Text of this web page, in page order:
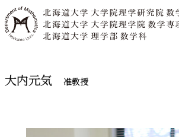
大内元気 准教授